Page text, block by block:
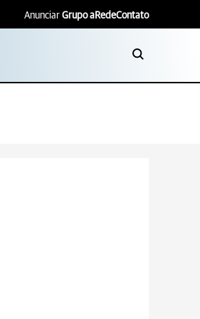
Anunciar Grupo aRedeContato